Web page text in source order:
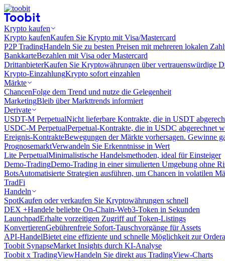
Krypto kaufen
Krypto kaufenKaufen Sie Krypto mit Visa/Mastercard
P2P TradingHandeln Sie zu besten Preisen mit mehreren lokalen
BankkarteBezahlen mit Visa oder Mastercard
DrittanbieterKaufen Sie Kryptowährungen über vertrauenswürdige
Krypto-EinzahlungKrypto sofort einzahlen
Märkte
ChancenFolge dem Trend und nutze die Gelegenheit
MarketingBleib über Markttrends informiert
Derivate
USDT-M PerpetualNicht lieferbare Kontrakte, die in USDT
USDC-M PerpetualPerpetual-Kontrakte, die in USDC abgerechnet
Ereignis-KontrakteBewegungen der Märkte vorhersagen. Gewinne
PrognosemarktVerwandeln Sie Erkenntnisse in Wert
Lite PerpetualMinimalistische Handelsmethoden, ideal für Einsteiger
Demo-TradingDemo-Trading in einer simulierten Umgebung ohne
BotsAutomatisierte Strategien ausführen, um Chancen in volatilen
TradFi
Handeln
SpotKaufen oder verkaufen Sie Kryptowährungen schnell
DEX +Handele beliebte On-Chain-Web3-Token in Sekunden
LaunchpadErhalte vorzeitigen Zugriff auf Token-Listings
KonvertierenGebührenfreie Sofort-Tauschvorgänge für Assets
API-HandelBietet eine effiziente und schnelle Möglichkeit zur
Toobit SynapseMarket Insights durch KI-Analyse
Toobit x TradingViewHandeln Sie direkt aus TradingView-Charts